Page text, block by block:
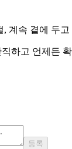
, 계속 곁에 두고
하고 언제든
등록